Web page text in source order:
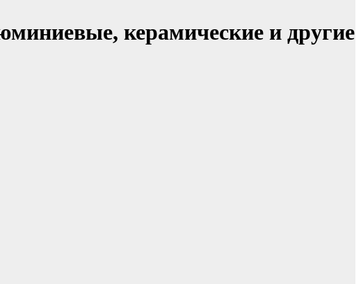
керамические и другие